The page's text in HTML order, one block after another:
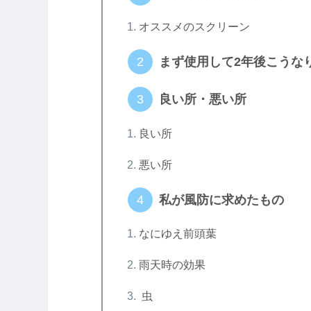
オススメのスクリーン
まず使用して2年後こうな
良い所・悪い所
良い所
悪い所
私が風防に求めたもの
なにゆえ前頭葉
雨天時の効果
虫